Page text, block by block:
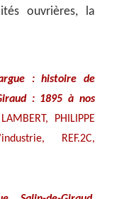
ouvrières, la
: histoire de
: 1895 à nos
PHILIPPE
REF.2C,